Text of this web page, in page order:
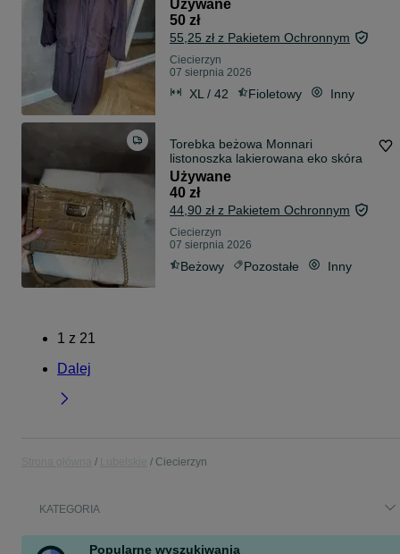
Używane
50 zł
55,25 zł z Pakietem Ochronnym
Ciecierzyn
07 sierpnia 2026
XL / 42 Fioletowy Inny
Torebka beżowa Monnari
listonoszka lakierowana eko skóra
Używane
40 zł
44,90 zł z Pakietem Ochronnym
Ciecierzyn
07 sierpnia 2026
Beżowy Pozostałe Inny
1 z 21
Dalej
Ciecierzyn
KATEGORIA
Popularne wyszukiwania